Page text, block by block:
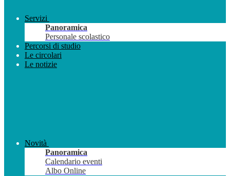
Servizi
Panoramica
Personale scolastico
Percorsi di studio
Le circolari
Le notizie
Novità
Panoramica
Calendario eventi
Albo Online